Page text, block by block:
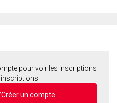
pour voir les inscriptions
un compte